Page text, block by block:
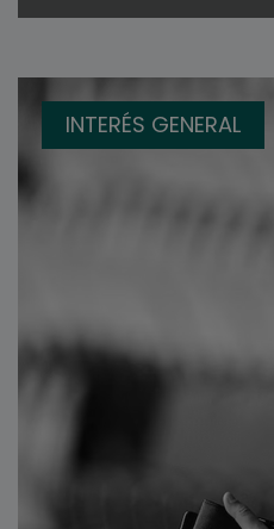
INTERÉS GENERAL